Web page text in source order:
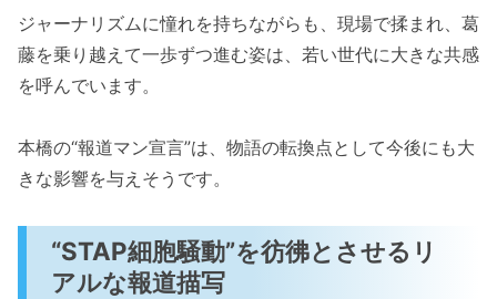
ジャーナリズムに憧れを持ちながらも、現場で揉まれ、葛
藤を乗り越えて一歩ずつ進む姿は、若い世代に大きな共感
を呼んでいます。
本橋の“報道マン宣言”は、物語の転換点として今後にも大
きな影響を与えそうです。
“STAP細胞騒動”を彷彿とさせるリ
アルな報道描写